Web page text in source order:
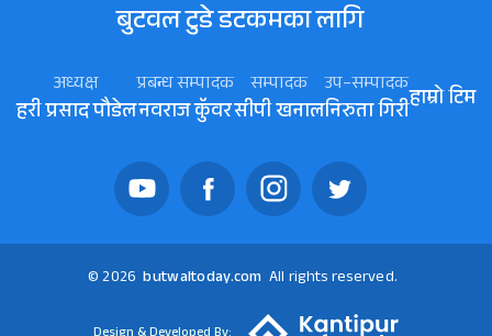
बुटवल टुडे डटकमका लागि
अध्यक्ष
हरी प्रसाद पौडेल
प्रबन्ध सम्पादक
नवराज कॅुवर
सम्पादक
सीपी खनाल
उप–सम्पादक
निरुता गिरीहाम्रो टिम
© 2026 butwaltoday.com All rights reserved.